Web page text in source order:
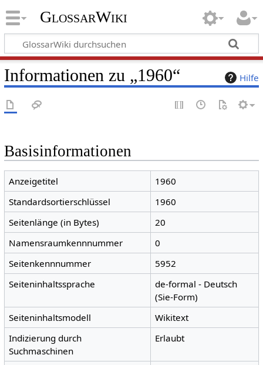
GlossarWiki
Hilfe
Informationen zu „1960“
Basisinformationen
Anzeigetitel
1960
Standardsortierschlüssel
1960
Seitenlänge (in Bytes)
20
Namensraumkennnummer
0
Seitenkennnummer
5952
Seiteninhaltssprache
de-formal - Deutsch
(Sie-Form)
Seiteninhaltsmodell
Wikitext
Indizierung durch
Suchmaschinen
Erlaubt